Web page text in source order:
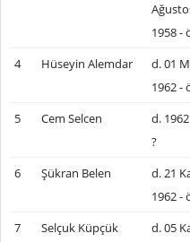
1958 -
4 Hüseyin Alemdar
d. 01
1962 -
5 Cem Selcen
d.
?
6 Şükran Belen
d. 21
1962 -
7 Selçuk Küpçük
d. 05